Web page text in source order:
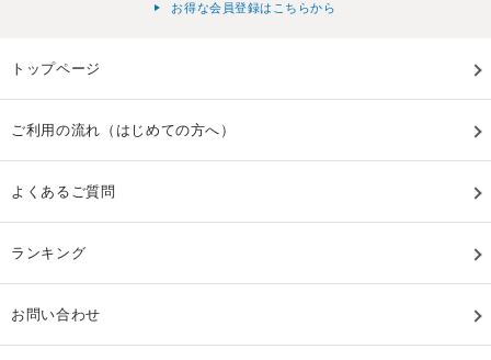
お得な会員登録はこちらから
トップページ
ご利用の流れ（はじめての方へ）
よくあるご質問
ランキング
お問い合わせ